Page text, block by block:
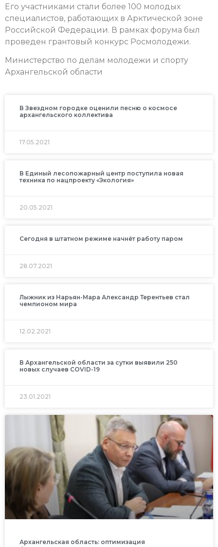
Его участниками стали более 100 молодых
специалистов, работающих в Арктической зоне
Российской Федерации. В рамках форума был
проведен грантовый конкурс Росмолодежи.
Министерство по делам молодежи и спорту
Архангельской области
В Звездном городке оценили песню о космосе
архангельского коллектива
17.05.2021
В Единый лесопожарный центр поступила новая
техника по нацпроекту «Экология»
20.05.2021
Сегодня в штатном режиме начнёт работу паром
28.07.2021
Лыжник из Нарьян-Мара Александр Терентьев стал
чемпионом мира
12.02.2021
В Архангельской области за сутки выявили 250
новых случаев COVID-19
23.01.2021
Архангельская область: оптимизация